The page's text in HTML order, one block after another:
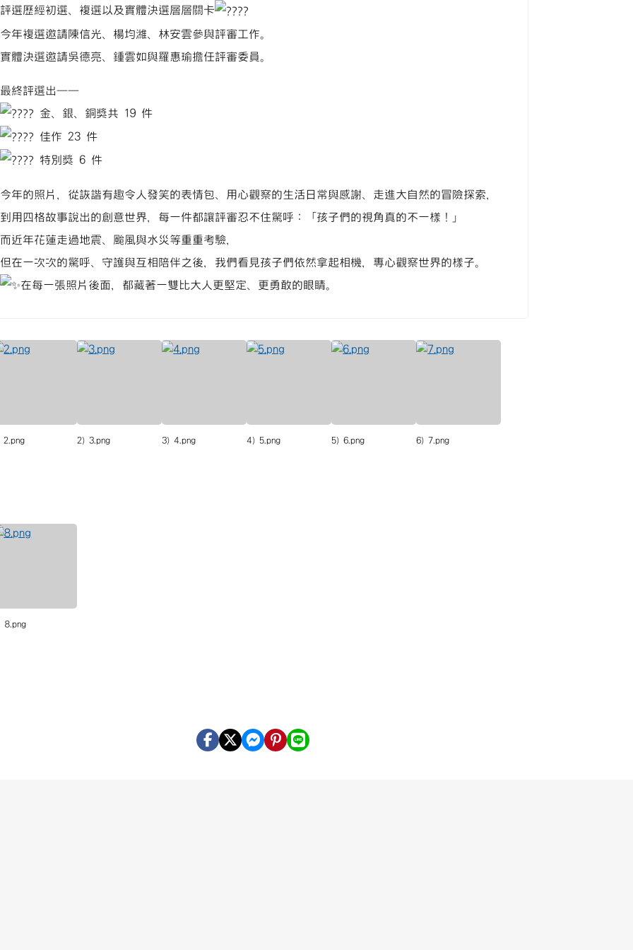
評選歷經初選、複選以及實體決選層層關卡
今年複選邀請陳信光、楊均濰、林安雲參與評審工作。
實體決選邀請吳德亮、鍾雲如與羅惠瑜擔任評審委員。
最終評選出——
金、銀、銅獎共 19 件
佳作 23 件
特別獎 6 件
今年的照片，從詼諧有趣令人發笑的表情包、用心觀察的生活日常與感謝、走進大自然的冒險探索，
到用四格故事說出的創意世界，每一件都讓評審忍不住驚呼：「孩子們的視角真的不一樣！」
而近年花蓮走過地震、颱風與水災等重重考驗，
但在一次次的驚呼、守護與互相陪伴之後，我們看見孩子們依然拿起相機，專心觀察世界的樣子。
在每一張照片後面，都藏著一雙比大人更堅定、更勇敢的眼睛。
2.png 2) 3.png 3) 4.png 4) 5.png 5) 6.png 6) 7.png
8.png